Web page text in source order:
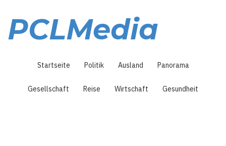
Inhalt
PCLMedia
Startseite Politik Ausland Panorama
Gesellschaft Reise Wirtschaft Gesundheit